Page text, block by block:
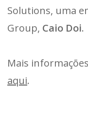
Solutions, uma
Group, Caio Doi.
Mais
aqui.